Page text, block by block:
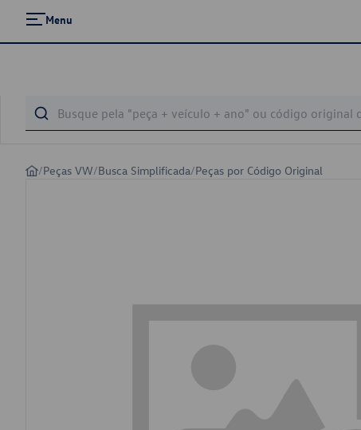
Menu
/Peças VW/Busca Simplificada/Peças por Código Original